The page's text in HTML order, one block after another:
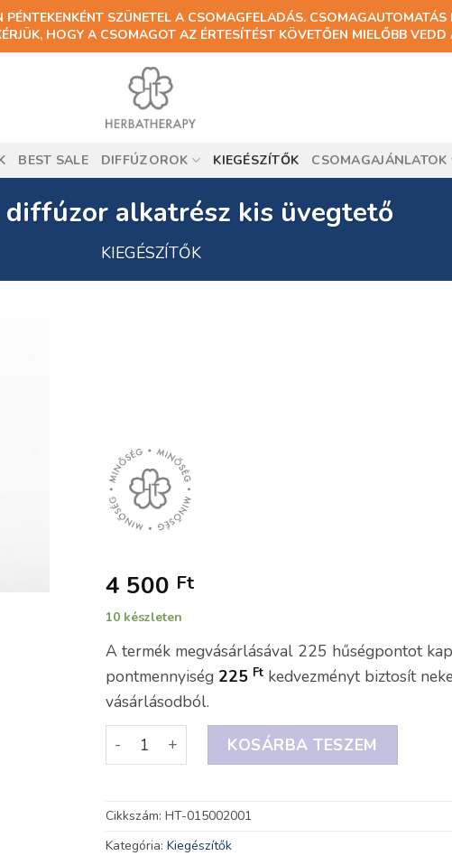
BEST SALE DIFFÚZOROK KIEGÉSZÍTŐK CSOMAGAJÁNLATOK
diffúzor alkatrész kis üvegtető
KIEGÉSZÍTŐK
4 500 Ft
10 készleten
A termék megvásárlásával 225 hűségpontot
pontmennyiség 225 Ft kedvezményt biztosít
vásárlásodból.
KOSÁRBA TESZEM
Cikkszám:HT-015002001
Kategória:Kiegészítők
SZÜNETEL A CSOMAGFELADÁS. CSOMAGAUTOMATÁS
HOGY A CSOMAGOT AZ ÉRTESÍTÉST KÖVETŐEN MIELŐBB VEDD